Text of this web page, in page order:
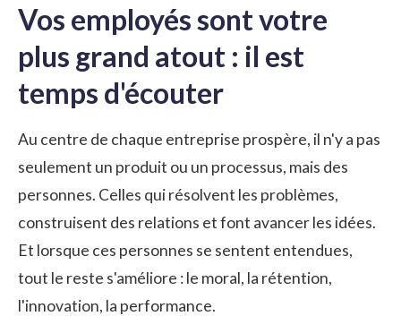
Vos employés sont votre
plus grand atout : il est
temps d'écouter
Au centre de chaque entreprise prospère, il n'y a pas
seulement un produit ou un processus, mais des
personnes. Celles qui résolvent les problèmes,
construisent des relations et font avancer les idées.
Et lorsque ces personnes se sentent entendues,
tout le reste s'améliore : le moral, la rétention,
l'innovation, la performance.